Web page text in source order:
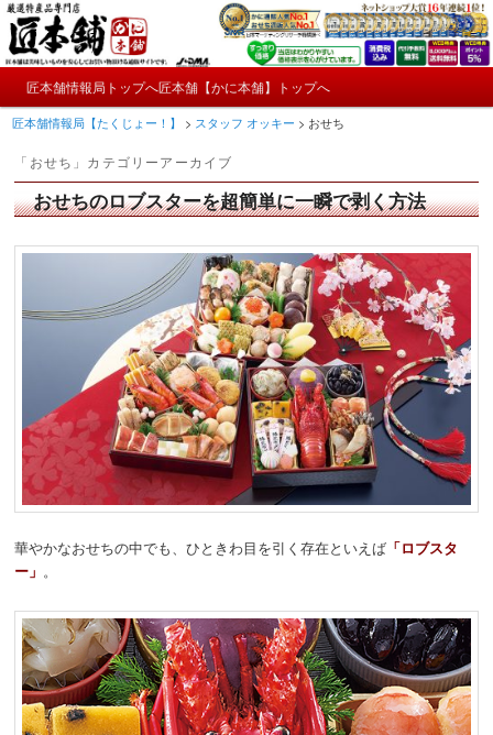
メ
イ
ン
ン
テ
サ
ブ
コ
テ
ン
匠本舗情報局【たくじょー！】
かにやおせちについてのおもしろ情報や興味深い記事をお届けします。
ン
メ
イ
ン
コ
ン
へ
移
動
サ
ブ
コ
ン
テ
移
動
匠本舗情報局トップへ匠本舗【かに本舗】トップへ
匠本舗情報局【たくじょー！】 > スタッフ オッキー > おせち
「 おせち 」カテゴリーアーカイブ
おせちのロブスターを超簡単に一瞬で剥く方法
華やかなおせちの中でも、ひときわ目を引く存在といえば 「ロブスタ
ー」 。